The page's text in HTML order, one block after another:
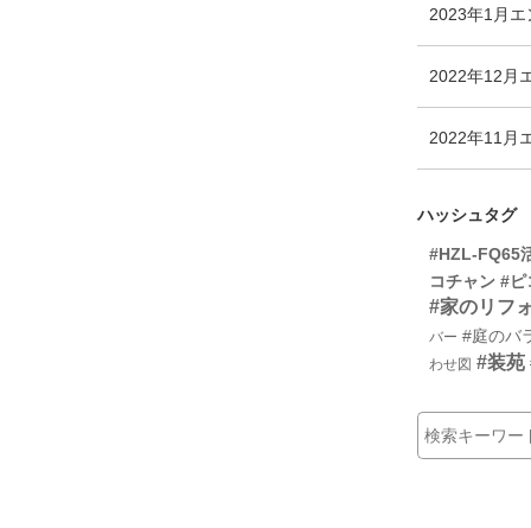
2023年1月 エ
2022年12月
2022年11月
ハッシュタグ
#HZL-FQ65
コチャン #ピ
#家のリフ
バー #庭のバ
わせ図 #装苑